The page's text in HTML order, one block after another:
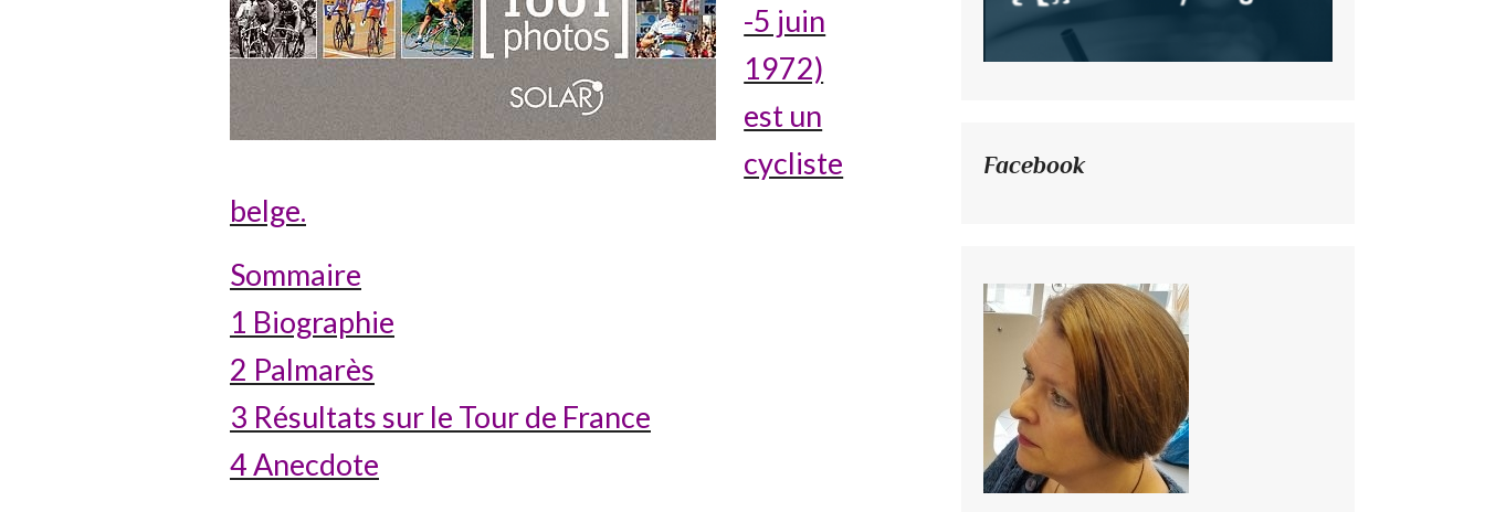
-5 juin
1972)
est un
cycliste
belge.
Sommaire
1 Biographie
2 Palmarès
3 Résultats sur le Tour de France
4 Anecdote
Facebook